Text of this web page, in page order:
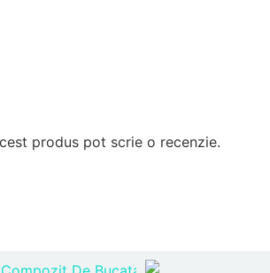
produs pot scrie o recenzie.